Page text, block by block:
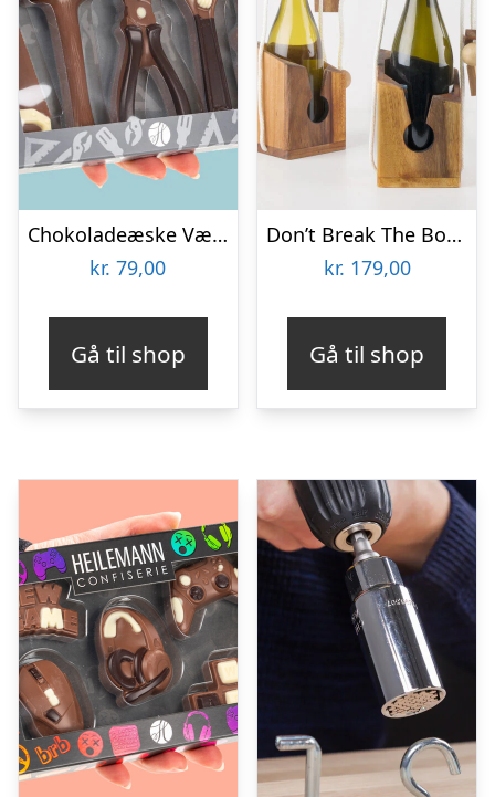
Chokoladeæske Værktøj
kr. 79,00
Gå til shop
Don’t Break The Bottle
kr. 179,00
Gå til shop